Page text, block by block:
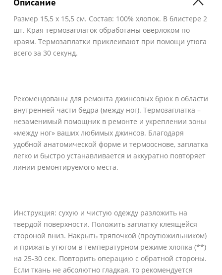
Описание
Размер 15,5 х 15,5 см. Состав: 100% хлопок. В блистере 2
шт. Края термозаплаток обработаны оверлоком по
краям. Термозаплатки приклеивают при помощи утюга
всего за 30 секунд.
Рекомендованы для ремонта джинсовых брюк в области
внутренней части бедра (между ног). Термозаплатка –
незаменимый помощник в ремонте и укреплении зоны
«между ног» ваших любимых джинсов. Благодаря
удобной анатомической форме и термооснове, заплатка
легко и быстро устанавливается и аккуратно повторяет
линии ремонтируемого места.
Инструкция: сухую и чистую одежду разложить на
твердой поверхности. Положить заплатку клеящейся
стороной вниз. Накрыть тряпочкой (проутюжильником)
и прижать утюгом в температурном режиме хлопка (**)
на 25-30 сек. Повторить операцию с обратной стороны.
Если ткань не абсолютно гладкая, то рекомендуется